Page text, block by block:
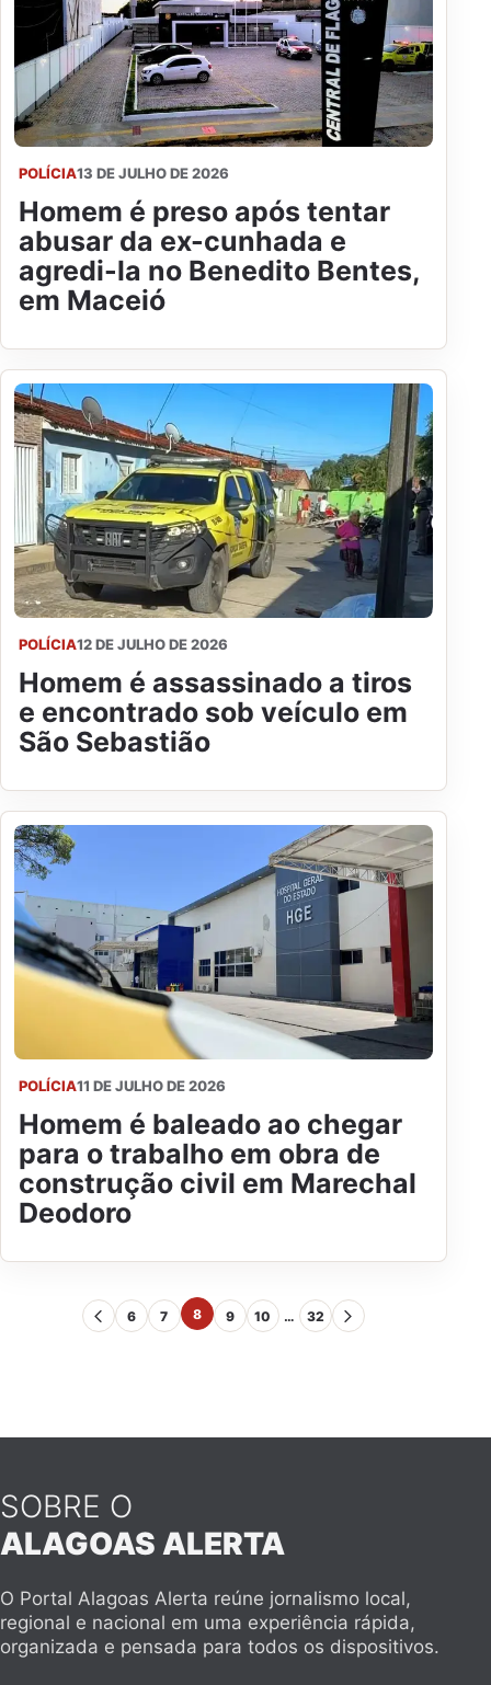
POLÍCIA13 DE JULHO DE 2026
Homem é preso após tentar
abusar da ex-cunhada e
agredi-la no Benedito Bentes,
em Maceió
POLÍCIA12 DE JULHO DE 2026
Homem é assassinado a tiros
e encontrado sob veículo em
São Sebastião
POLÍCIA11 DE JULHO DE 2026
Homem é baleado ao chegar
para o trabalho em obra de
construção civil em Marechal
Deodoro
6 7 8 9 10 … 32
SOBRE O
ALAGOAS ALERTA
O Portal Alagoas Alerta reúne jornalismo local,
regional e nacional em uma experiência rápida,
organizada e pensada para todos os dispositivos.